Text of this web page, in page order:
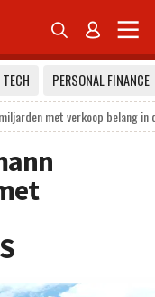
 
TECH
PERSONAL FINANCE
met verkoop belang in